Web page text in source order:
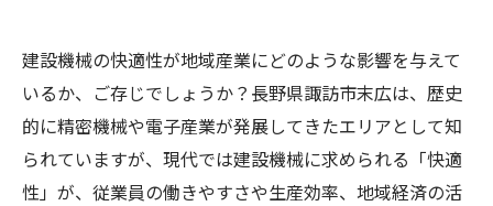
建設機械の快適性が地域産業にどのような影響を与えて
いるか、ご存じでしょうか？長野県諏訪市末広は、歴史
的に精密機械や電子産業が発展してきたエリアとして知
られていますが、現代では建設機械に求められる「快適
性」が、従業員の働きやすさや生産効率、地域経済の活